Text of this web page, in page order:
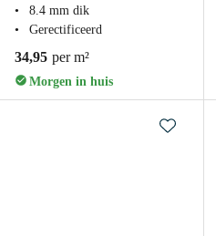
8.4 mm dik
Gerectificeerd
34,95 per m²
Morgen in huis